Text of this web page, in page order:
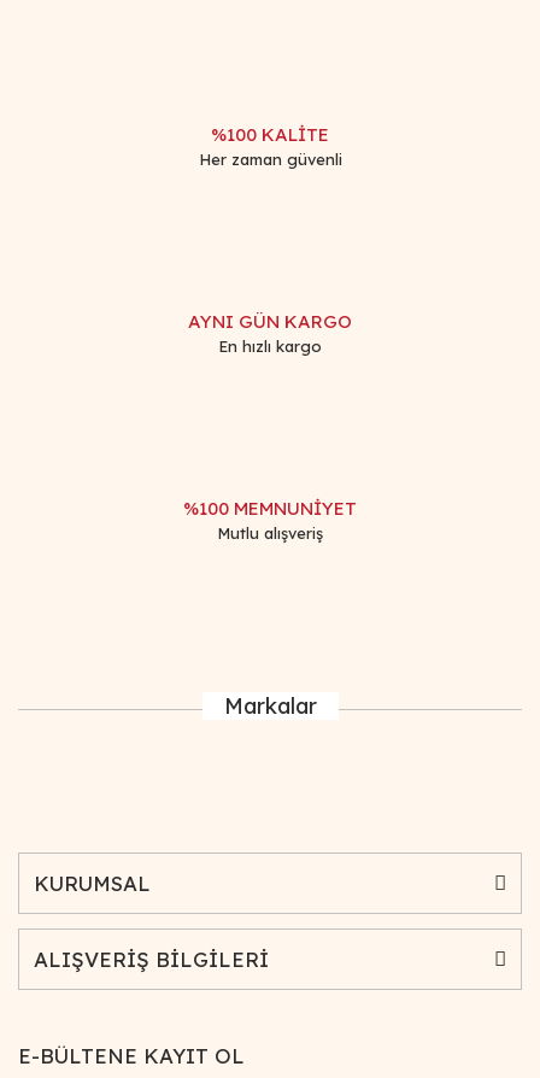
%100 KALİTE
Her zaman güvenli
AYNI GÜN KARGO
En hızlı kargo
%100 MEMNUNİYET
Mutlu alışveriş
Markalar
KURUMSAL
ALIŞVERİŞ BİLGİLERİ
E-BÜLTENE KAYIT OL